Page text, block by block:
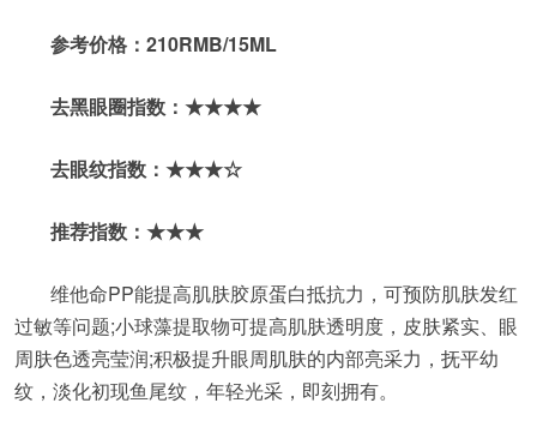
参考价格：210RMB/15ML
去黑眼圈指数：★★★★
去眼纹指数：★★★☆
推荐指数：★★★
维他命PP能提高肌肤胶原蛋白抵抗力，可预防肌肤发红
过敏等问题;小球藻提取物可提高肌肤透明度，皮肤紧实、眼
周肤色透亮莹润;积极提升眼周肌肤的内部亮采力，抚平幼
纹，淡化初现鱼尾纹，年轻光采，即刻拥有。